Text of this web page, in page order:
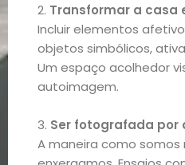
lá!
Casa
e
Decoração
2. Transformar a casa
Incluir elementos
objetos simbólicos,
Um espaço acolhedor
autoimagem.
3. Ser fotografada por
A maneira como